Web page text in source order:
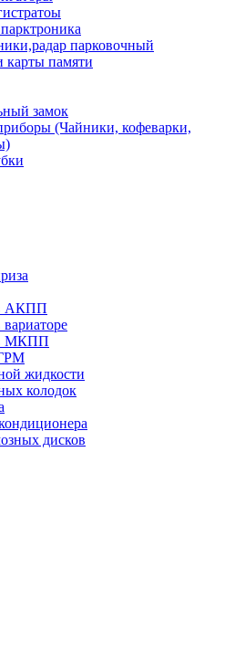
парковочный
карты памяти
замок
(Чайники, кофеварки,
АКПП
в МКПП
жидкости
колодок
дисков